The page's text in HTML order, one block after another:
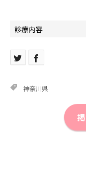
診療内容
神奈川県